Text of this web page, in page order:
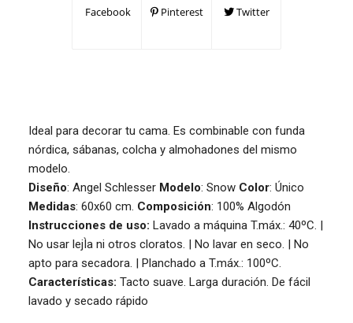
Facebook Pinterest Twitter
Ideal para decorar tu cama. Es combinable con funda
nórdica, sábanas, colcha y almohadones del mismo
modelo.
Diseño: Angel Schlesser Modelo: Snow Color: Único
Medidas: 60x60 cm. Composición: 100% Algodón
Instrucciones de uso: Lavado a máquina T.máx.: 40ºC. |
No usar lejÌa ni otros cloratos. | No lavar en seco. | No
apto para secadora. | Planchado a T.máx.: 100ºC.
Características: Tacto suave. Larga duración. De fácil
lavado y secado rápido